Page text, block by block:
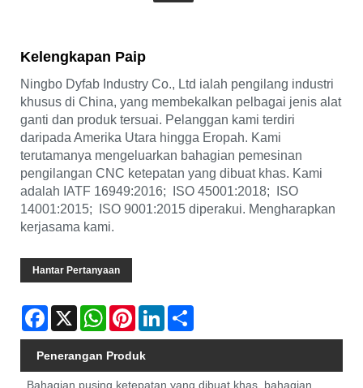
Kelengkapan Paip
Ningbo Dyfab Industry Co., Ltd ialah pengilang industri
khusus di China, yang membekalkan pelbagai jenis alat
ganti dan produk tersuai. Pelanggan kami terdiri
daripada Amerika Utara hingga Eropah. Kami
terutamanya mengeluarkan bahagian pemesinan
pengilangan CNC ketepatan yang dibuat khas. Kami
adalah IATF 16949:2016; ISO 45001:2018; ISO
14001:2015; ISO 9001:2015 diperakui. Mengharapkan
kerjasama kami.
Hantar Pertanyaan
Facebook
X WhatsAppPinterestLinkedIn
Penerangan Produk
Bahagian pusing ketepatan yang dibuat khas, bahagian